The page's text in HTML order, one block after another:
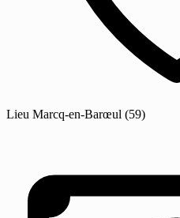
Lieu Marcq-en-Barœul (59)